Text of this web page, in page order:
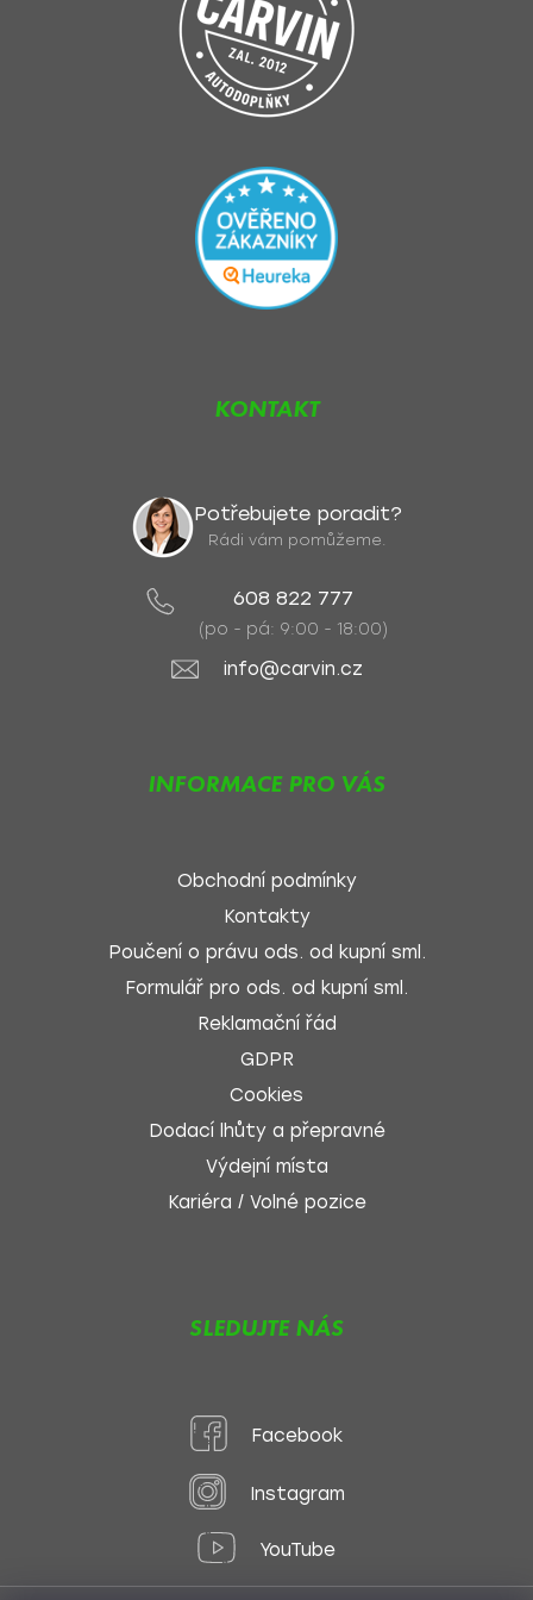
KONTAKT
Potřebujete poradit?
Rádi vám pomůžeme.
608 822 777
(po - pá: 9:00 - 18:00)
info@carvin.cz
INFORMACE PRO VÁS
Obchodní podmínky
Kontakty
Poučení o právu ods. od kupní sml.
Formulář pro ods. od kupní sml.
Reklamační řád
GDPR
Cookies
Dodací lhůty a přepravné
Výdejní místa
Kariéra / Volné pozice
SLEDUJTE NÁS
Facebook
Instagram
YouTube